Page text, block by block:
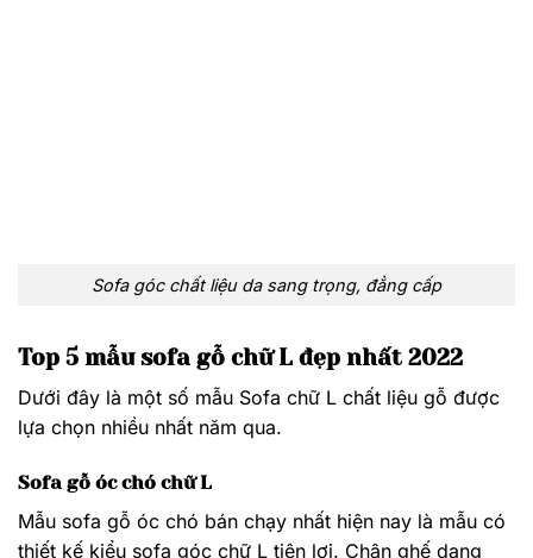
Mẫu sofa gỗ óc chó bán chạy nhất hiện nay là mẫu có
thiết kế kiểu sofa góc chữ L tiện lợi. Chân ghế dạng
thành tương đối cao nhưng có ưu điểm là thiết kế ấn
tượng và chất lượng bền đẹp theo thời gian.
Sofa gỗ óc chó chữ L bền đẹp